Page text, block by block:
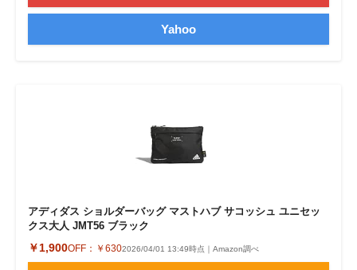
Yahoo
アディダス ショルダーバッグ マストハブ サコッシュ ユニセッ
クス大人 JMT56 ブラック
￥1,900OFF： ￥6302026/04/01 13:49時点｜Amazon調べ